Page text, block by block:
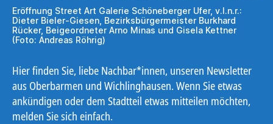
Eröffnung Street Art Galerie Schöneberger Ufer, v.l.n.r.:
Dieter Bieler-Giesen, Bezirksbürgermeister Burkhard
Rücker, Beigeordneter Arno Minas und Gisela Kettner
(Foto: Andreas Röhrig)
Hier finden Sie, liebe Nachbar*innen, unseren Newsletter
aus Oberbarmen und Wichlinghausen. Wenn Sie etwas
ankündigen oder dem Stadtteil etwas mitteilen möchten,
melden Sie sich einfach.